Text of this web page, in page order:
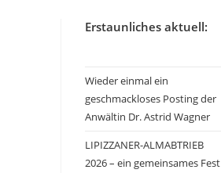
Erstaunliches aktuell:
Wieder einmal ein
geschmackloses Posting der
Anwältin Dr. Astrid Wagner
LIPIZZANER-ALMABTRIEB
2026 – ein gemeinsames Fest